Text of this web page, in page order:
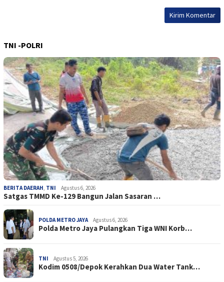
TNI -POLRI
BERITA DAERAH, TNI Agustus 6, 2026
Satgas TMMD Ke-129 Bangun Jalan Sasaran …
POLDA METRO JAYA Agustus 6, 2026
Polda Metro Jaya Pulangkan Tiga WNI Korb…
TNI Agustus 5, 2026
Kodim 0508/Depok Kerahkan Dua Water Tank…